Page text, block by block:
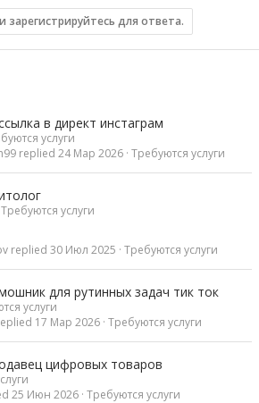
зарегистрируйтесь для ответа.
в директ инстаграм
услуги
Требуются услуги
24 Мар 2026
Требуются услуги
Требуются услуги
30 Июл 2025
для рутинных задач тик ток
услуги
Требуются услуги
17 Мар 2026
цифровых товаров
Требуются услуги
25 Июн 2026